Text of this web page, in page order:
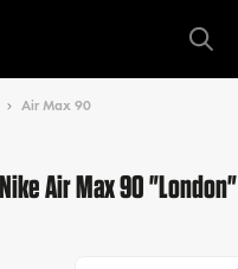
Air Max 90
Air Max 90 "London"